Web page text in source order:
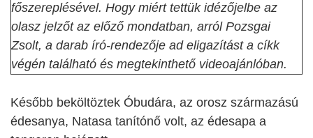
főszereplésével. Hogy miért tettük idézőjelbe az
olasz jelzőt az előző mondatban, arról Pozsgai
Zsolt, a darab író-rendezője ad eligazítást a cíkk
végén található és megtekinthető videoajánlóban.
Később beköltöztek Óbudára, az orosz származású
édesanya, Natasa tanítónő volt, az édesapa a